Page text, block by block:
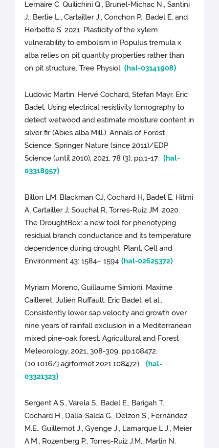
Lemaire C. Quilichini Q., Brunel-Michac N., Santini
J., Bertie L., Cartailler J., Conchon P., Badel E. and
Herbette S. 2021. Plasticity of the xylem
vulnerability to embolism in Populus tremula x
alba relies on pit quantity properties rather than
on pit structure. Tree Physiol. ⟨hal-03141908⟩
Ludovic Martin, Hervé Cochard, Stefan Mayr, Eric
Badel. Using electrical resistivity tomography to
detect wetwood and estimate moisture content in
silver fir (Abies alba Mill.). Annals of Forest
Science, Springer Nature (since 2011)/EDP
Science (until 2010), 2021, 78 (3), pp.1-17. ⟨hal-
03318957⟩
Billon LM, Blackman CJ, Cochard H, Badel E, Hitmi
A, Cartailler J, Souchal R, Torres-Ruiz JM. 2020.
The DroughtBox: a new tool for phenotyping
residual branch conductance and its temperature
dependence during drought. Plant, Cell and
Environment 43: 1584– 1594 ⟨hal-02625372⟩
Myriam Moreno, Guillaume Simioni, Maxime
Cailleret, Julien Ruffault, Eric Badel, et al..
Consistently lower sap velocity and growth over
nine years of rainfall exclusion in a Mediterranean
mixed pine-oak forest. Agricultural and Forest
Meteorology, 2021, 308-309, pp.108472.
⟨10.1016/j.agrformet.2021.108472⟩. ⟨hal-
03321323⟩
Sergent A.S., Varela S., Badel E., Barigah T.,
Cochard H., Dalla-Salda G., Delzon S., Fernández
M.E., Guillemot J., Gyenge J., Lamarque L.J., Meier
A.M., Rozenberg P., Torres-Ruiz J.M., Martin N.